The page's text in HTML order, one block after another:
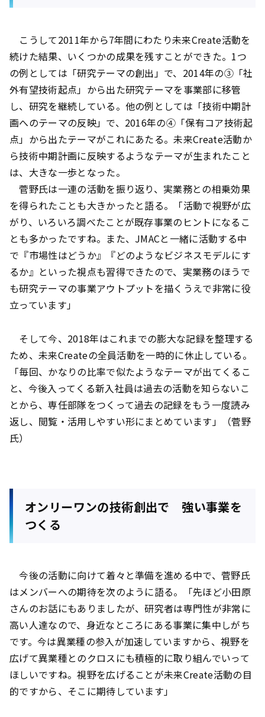
こうして2011年から7年間にわたり未来Create活動を
続けた結果、いくつかの成果を残すことができた。1つ
の例としては「研究テーマの創出」で、2014年の③「社
外有望技術起点」から出た研究テーマを事業部に移管
し、研究を継続している。他の例としては「技術中期計
画へのテーマの反映」で、2016年の④「保有コア技術起
点」から出たテーマがこれにあたる。未来Create活動か
ら技術中期計画に反映するようなテーマが生まれたこと
は、大きな一歩となった。
菅野氏は一連の活動を振り返り、実業務との相乗効果
を得られたことも大きかったと語る。「活動で視野が広
がり、いろいろ調べたことが既存事業のヒントになるこ
とも多かったですね。また、JMACと一緒に活動する中
で『市場性はどうか』『どのようなビジネスモデルにす
るか』といった視点も習得できたので、実業務のほうで
も研究テーマの事業アウトプットを描くうえで非常に役
立っています」
そして今、2018年はこれまでの膨大な記録を整理する
ため、未来Createの全員活動を一時的に休止している。
「毎回、かなりの比率で似たようなテーマが出てくるこ
と、今後入ってくる新入社員は過去の活動を知らないこ
とから、専任部隊をつくって過去の記録をもう一度読み
返し、閲覧・活用しやすい形にまとめています」（菅野
氏）
オンリーワンの技術創出で 強い事業を
つくる
今後の活動に向けて着々と準備を進める中で、菅野氏
はメンバーへの期待を次のように語る。「先ほど小田原
さんのお話にもありましたが、研究者は専門性が非常に
高い人達なので、身近なところにある事業に集中しがち
です。今は異業種の参入が加速していますから、視野を
広げて異業種とのクロスにも積極的に取り組んでいって
ほしいですね。視野を広げることが未来Create活動の目
的ですから、そこに期待しています」